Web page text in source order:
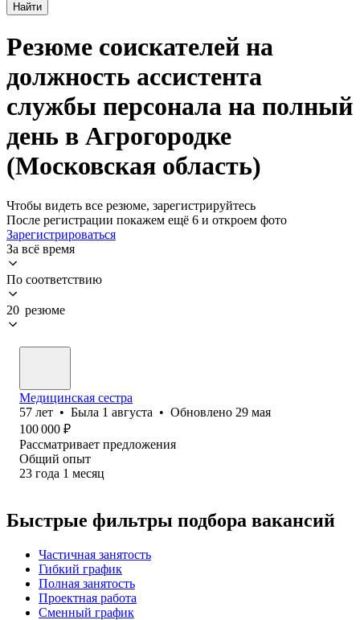
Найти
Резюме соискателей на
должность ассистента
службы персонала на полный
день в Агрогородке
(Московская область)
Чтобы видеть все резюме, зарегистрируйтесь
После регистрации покажем ещё 6 и откроем фото
Зарегистрироваться
За всё время
По соответствию
20 резюме
Медицинская сестра
57 лет • Была 1 августа • Обновлено 29 мая
100 000 ₽
Рассматривает предложения
Общий опыт
23 года 1 месяц
Быстрые фильтры подбора вакансий
Частичная занятость
Гибкий график
Полная занятость
Проектная работа
Сменный график